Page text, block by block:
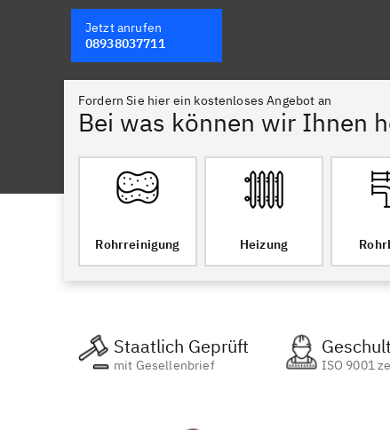
Jetzt anrufen
08938037711
Fordern Sie hier ein kostenloses Angebot an
Bei was können wir Ihnen
Rohrreinigung Heizung
Staatlich Geprüft
mit Gesellenbrief ISO 9001